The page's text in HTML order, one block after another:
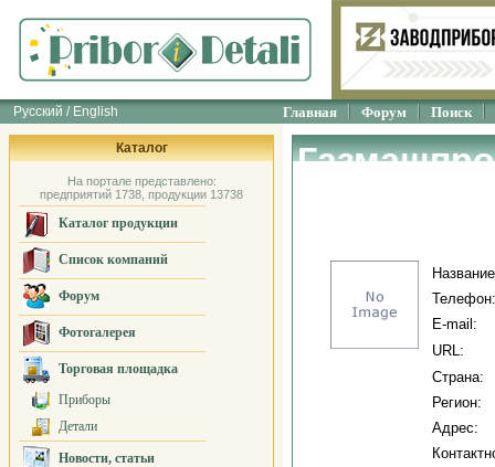
Русский / English Главная Форум Поиск
Каталог
На портале представлено:
предприятий 1738, продукции 13738
Каталог продукции
Список компаний
Форум
Фотогалерея
Торговая площадка
Приборы
Детали
Новости, статьи
Телефон:
E-mail:
URL:
Страна:
Регион:
Адрес: